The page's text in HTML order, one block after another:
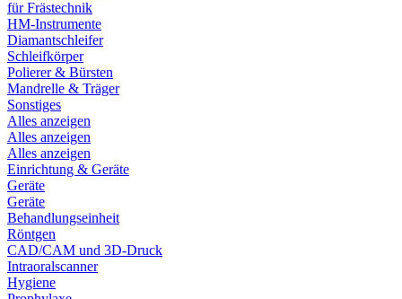
für Frästechnik
HM-Instrumente
Diamantschleifer
Schleifkörper
Polierer & Bürsten
Mandrelle & Träger
Sonstiges
Alles anzeigen
Alles anzeigen
Alles anzeigen
Einrichtung & Geräte
Geräte
Geräte
Behandlungseinheit
Röntgen
CAD/CAM und 3D-Druck
Intraoralscanner
Hygiene